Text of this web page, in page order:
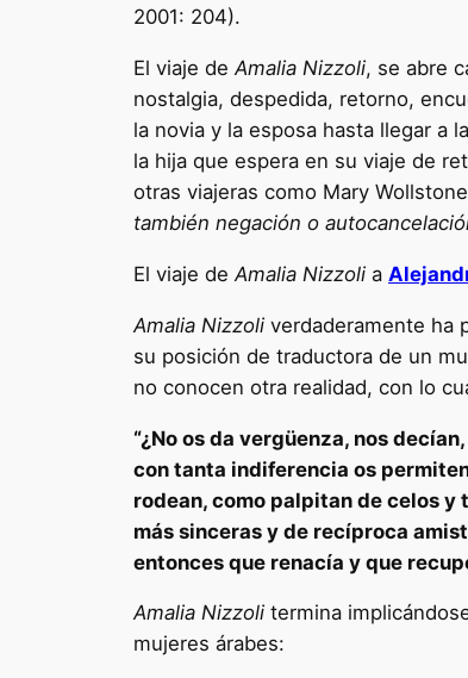
2001: 204).
El viaje deAmalia Nizzoli, se abre
nostalgia, despedida, retorno,
la novia y la esposa hasta llegar a
la hija que espera en su viaje de
otras viajeras como Mary
también negación o
El viaje de Amalia Nizzoli a
Amalia Nizzoli verdaderamente ha
su posición de traductora de un
no conocen otra realidad, con lo
“¿No os da vergüenza, nos
con tanta indiferencia os
rodean, como palpitan de celos y
más sinceras y de recíproca
entonces que renacía y que
Amalia Nizzoli termina
mujeres árabes: